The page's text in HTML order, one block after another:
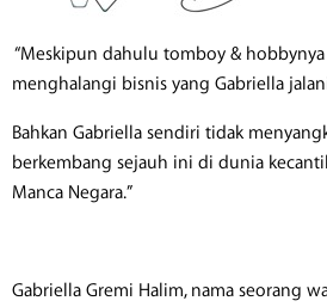
“Meskipun dahulu tomboy &
menghalangi bisnis yang Gabriella
Bahkan Gabriella sendiri tidak
berkembang sejauh ini di dunia
Manca Negara.”
​Gabriella Gremi Halim, nama seorang